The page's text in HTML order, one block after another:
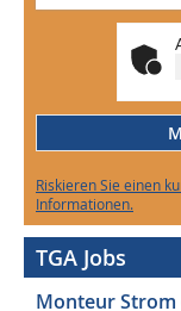
Riskieren Sie einen
Informationen.
TGA Jobs
Monteur